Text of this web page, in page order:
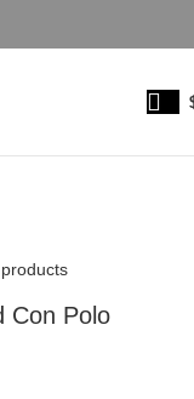
Con Polo